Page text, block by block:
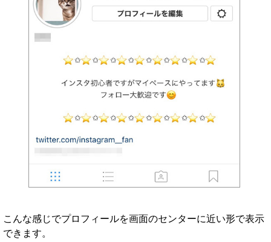
こんな感じでプロフィールを画面のセンターに近い形で表示
できます。